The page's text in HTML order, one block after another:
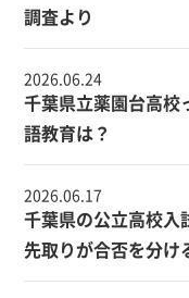
調査より
千葉県立薬園台高校
語教育は？
2026.06.24
千葉県の公立高校入
先取りが合否を分け
2026.06.17